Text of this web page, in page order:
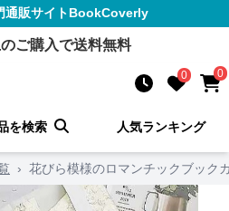
通販サイトBookCoverly
ご購入で送料無料
0 0
を検索 人気ランキング
› 花びら模様のロマンチックブック